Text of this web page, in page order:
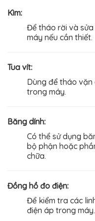
Kìm:
Để tháo rời và
máy nếu cần thiết.
Tua vít:
Dùng để tháo
trong máy.
Băng dính:
Có thể sử dụng
bộ phận hoặc
chữa.
Đồng hồ đo điện:
Để kiểm tra các
điện áp trong máy.